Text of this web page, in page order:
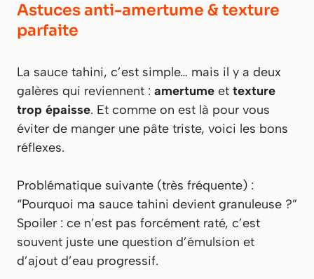
Astuces anti-amertume & texture
parfaite
La sauce tahini, c’est simple… mais il y a deux
galères qui reviennent : amertume et texture
trop épaisse. Et comme on est là pour vous
éviter de manger une pâte triste, voici les bons
réflexes.
Problématique suivante (très fréquente) :
“Pourquoi ma sauce tahini devient granuleuse ?”
Spoiler : ce n’est pas forcément raté, c’est
souvent juste une question d’émulsion et
d’ajout d’eau progressif.